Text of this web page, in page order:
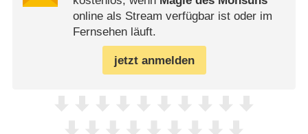
online als Stream verfügbar ist oder im
Fernsehen läuft.
jetzt anmelden